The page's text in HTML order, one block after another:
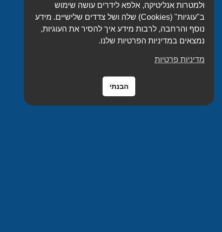
ולמטרות אנליטיקה, אלפא לידרים עושה שימוש
ב"עוגיות" (Cookies) שלה ושל צדדים שלישיים. מידע
נוסף והרחבה, לרבות מידע איך להסיר את העוגיות,
נמצאים במדיניות הפרטיות שלנו.
מדיניות פרטיות
הבנתי